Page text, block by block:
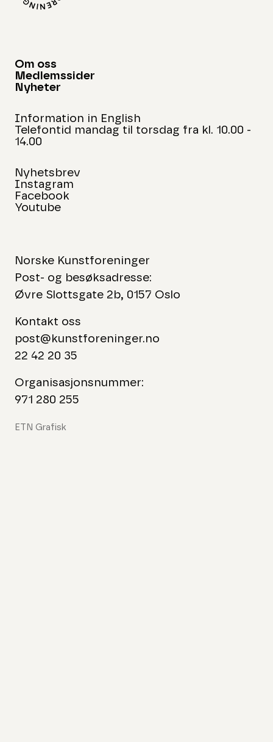
Om oss
Medlemssider
Nyheter
Information in English
Telefontid mandag til torsdag fra kl. 10.00 -
14.00
Nyhetsbrev
Instagram
Facebook
Youtube
Norske Kunstforeninger
Post- og besøksadresse:
Øvre Slottsgate 2b, 0157 Oslo
Kontakt oss
post@kunstforeninger.no
22 42 20 35
Organisasjonsnummer:
971 280 255
ETN Grafisk